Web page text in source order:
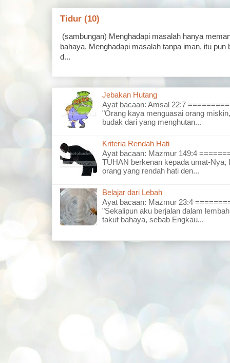
Tidur (10)
(sambungan) Menghadapi masalah hanya
bahaya. Menghadapi masalah tanpa iman, itu
d...
Jebakan Hutang
Ayat bacaan: Amsal 22:7
"Orang kaya menguasai orang
budak dari yang menghutan...
Kriteria Rendah Hati
Ayat bacaan: Mazmur 149:4
TUHAN berkenan kepada umat-Nya,
orang yang rendah hati den...
Belajar dari Lebah
Ayat bacaan: Mazmur 23:4
"Sekalipun aku berjalan dalam
takut bahaya, sebab Engkau...